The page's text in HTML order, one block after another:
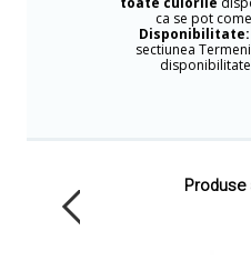
ca se pot
Disponibilitate:
sectiunea